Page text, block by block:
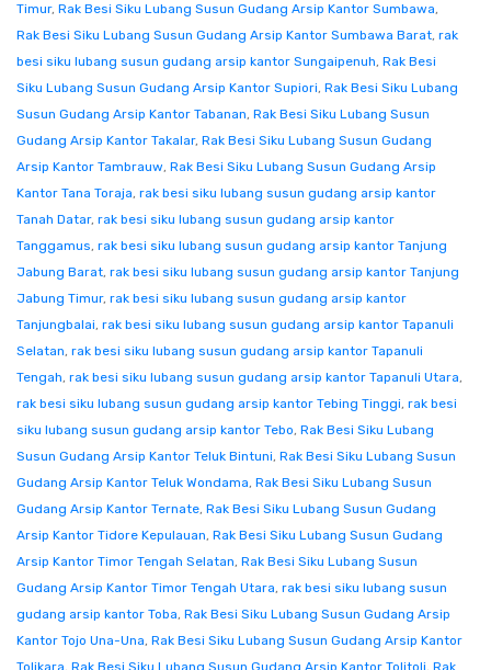
Timur, Rak Besi Siku Lubang Susun Gudang Arsip Kantor Sumbawa,
Rak Besi Siku Lubang Susun Gudang Arsip Kantor Sumbawa Barat, rak
besi siku lubang susun gudang arsip kantor Sungaipenuh, Rak Besi
Siku Lubang Susun Gudang Arsip Kantor Supiori, Rak Besi Siku Lubang
Susun Gudang Arsip Kantor Tabanan, Rak Besi Siku Lubang Susun
Gudang Arsip Kantor Takalar, Rak Besi Siku Lubang Susun Gudang
Arsip Kantor Tambrauw, Rak Besi Siku Lubang Susun Gudang Arsip
Kantor Tana Toraja, rak besi siku lubang susun gudang arsip kantor
Tanah Datar, rak besi siku lubang susun gudang arsip kantor
Tanggamus, rak besi siku lubang susun gudang arsip kantor Tanjung
Jabung Barat, rak besi siku lubang susun gudang arsip kantor Tanjung
Jabung Timur, rak besi siku lubang susun gudang arsip kantor
Tanjungbalai, rak besi siku lubang susun gudang arsip kantor Tapanuli
Selatan, rak besi siku lubang susun gudang arsip kantor Tapanuli
Tengah, rak besi siku lubang susun gudang arsip kantor Tapanuli Utara,
rak besi siku lubang susun gudang arsip kantor Tebing Tinggi, rak besi
siku lubang susun gudang arsip kantor Tebo, Rak Besi Siku Lubang
Susun Gudang Arsip Kantor Teluk Bintuni, Rak Besi Siku Lubang Susun
Gudang Arsip Kantor Teluk Wondama, Rak Besi Siku Lubang Susun
Gudang Arsip Kantor Ternate, Rak Besi Siku Lubang Susun Gudang
Arsip Kantor Tidore Kepulauan, Rak Besi Siku Lubang Susun Gudang
Arsip Kantor Timor Tengah Selatan, Rak Besi Siku Lubang Susun
Gudang Arsip Kantor Timor Tengah Utara, rak besi siku lubang susun
gudang arsip kantor Toba, Rak Besi Siku Lubang Susun Gudang Arsip
Kantor Tojo Una-Una, Rak Besi Siku Lubang Susun Gudang Arsip Kantor
Tolikara, Rak Besi Siku Lubang Susun Gudang Arsip Kantor Tolitoli, Rak